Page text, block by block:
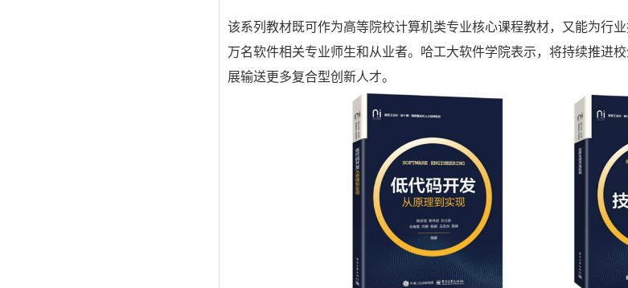
该系列教材既可作为高等院校计算机类专业核心课程教材，又能为行
万名软件相关专业师生和从业者。哈工大软件学院表示，将持续推进
展输送更多复合型创新人才。